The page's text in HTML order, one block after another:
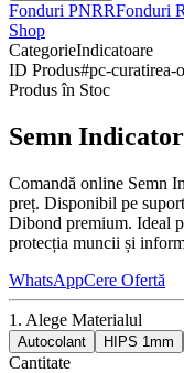
Fonduri PNRRFonduri
Shop
CategorieIndicatoare
ID Produs#pc-curatirea-
Produs în Stoc
Semn
Comandă online Semn
preț. Disponibil pe
Dibond premium. Ideal
protecția muncii și
WhatsAppCere Ofertă
1. Alege Materialul
Autocolant HIPS 1mm
Cantitate